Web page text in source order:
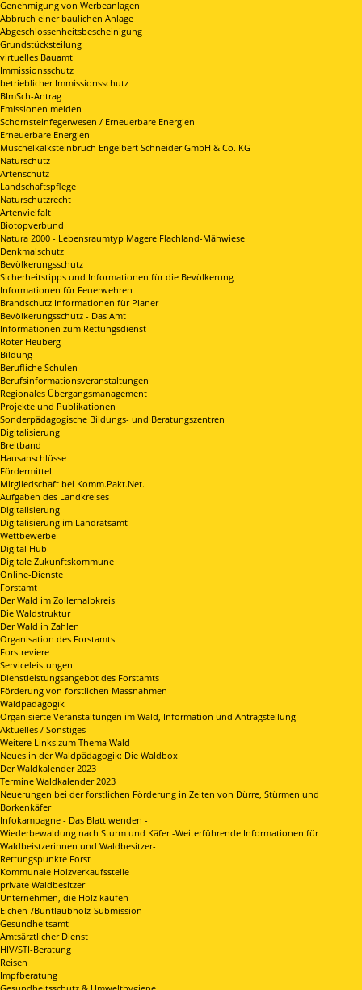
Genehmigung von Werbeanlagen
Abbruch einer baulichen Anlage
Abgeschlossenheitsbescheinigung
Grundstücksteilung
virtuelles Bauamt
Immissionsschutz
betrieblicher Immissionsschutz
BImSch-Antrag
Emissionen melden
Schornsteinfegerwesen / Erneuerbare Energien
Erneuerbare Energien
Muschelkalksteinbruch Engelbert Schneider GmbH & Co. KG
Naturschutz
Artenschutz
Landschaftspflege
Naturschutzrecht
Artenvielfalt
Biotopverbund
Natura 2000 - Lebensraumtyp Magere Flachland-Mähwiese
Denkmalschutz
Bevölkerungsschutz
Sicherheitstipps und Informationen für die Bevölkerung
Informationen für Feuerwehren
Brandschutz Informationen für Planer
Bevölkerungsschutz - Das Amt
Informationen zum Rettungsdienst
Roter Heuberg
Bildung
Berufliche Schulen
Berufsinformationsveranstaltungen
Regionales Übergangsmanagement
Projekte und Publikationen
Sonderpädagogische Bildungs- und Beratungszentren
Digitalisierung
Breitband
Hausanschlüsse
Fördermittel
Mitgliedschaft bei Komm.Pakt.Net.
Aufgaben des Landkreises
Digitalisierung
Digitalisierung im Landratsamt
Wettbewerbe
Digital Hub
Digitale Zukunftskommune
Online-Dienste
Forstamt
Der Wald im Zollernalbkreis
Die Waldstruktur
Der Wald in Zahlen
Organisation des Forstamts
Forstreviere
Serviceleistungen
Dienstleistungsangebot des Forstamts
Förderung von forstlichen Massnahmen
Waldpädagogik
Organisierte Veranstaltungen im Wald, Information und Antragstellung
Aktuelles / Sonstiges
Weitere Links zum Thema Wald
Neues in der Waldpädagogik: Die Waldbox
Der Waldkalender 2023
Termine Waldkalender 2023
Neuerungen bei der forstlichen Förderung in Zeiten von Dürre, Stürmen und
Borkenkäfer
Infokampagne - Das Blatt wenden -
Wiederbewaldung nach Sturm und Käfer -Weiterführende Informationen für
Waldbeistzerinnen und Waldbesitzer-
Rettungspunkte Forst
Kommunale Holzverkaufsstelle
private Waldbesitzer
Unternehmen, die Holz kaufen
Eichen-/Buntlaubholz-Submission
Gesundheitsamt
Amtsärztlicher Dienst
HIV/STI-Beratung
Reisen
Impfberatung